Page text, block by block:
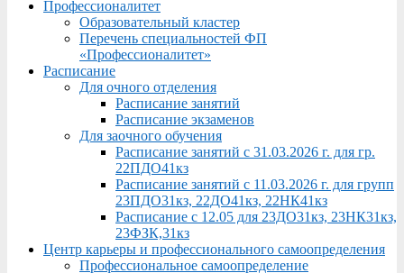
Профессионалитет
Образовательный кластер
Перечень специальностей ФП
«Профессионалитет»
Расписание
Для очного отделения
Расписание занятий
Расписание экзаменов
Для заочного обучения
Расписание занятий с 31.03.2026 г. для гр.
22ПДО41кз
Расписание занятий с 11.03.2026 г. для групп
23ПДО31кз, 22ДО41кз, 22НК41кз
Расписание с 12.05 для 23ДО31кз, 23НК31кз,
23ФЗК,31кз
Центр карьеры и профессионального самоопределения
Профессиональное самоопределение